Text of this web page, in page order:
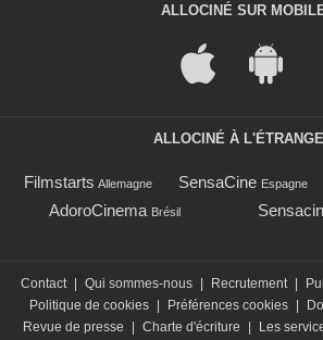
ALLOCINÉ SUR
ALLOCINÉ À
Filmstarts Allemagne SensaCine Espagne
AdoroCinema Brésil
Contact | Qui sommes-nous | Recrutement |
Politique de cookies | Préférences cookies |
Revue de presse
| Charte d'écriture | Les